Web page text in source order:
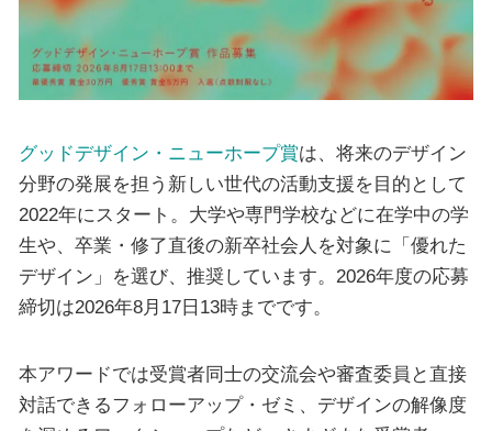
グッドデザイン・ニューホープ賞は、将来のデザイン
分野の発展を担う新しい世代の活動支援を目的として
2022年にスタート。大学や専門学校などに在学中の学
⽣や、卒業・修了直後の新卒社会人を対象に「優れた
デザイン」を選び、推奨しています。2026年度の応募
締切は2026年8月17日13時までです。
本アワードでは受賞者同士の交流会や審査委員と直接
対話できるフォローアップ・ゼミ、デザインの解像度